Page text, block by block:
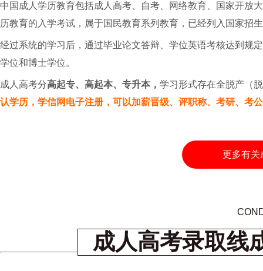
中国成人学历教育包括成人高考、自考、网络教育、国家开放
历教育的入学考试，属于国民教育系列教育，已经列入国家招
经过系统的学习后，通过毕业论文答辩、学位英语考核达到规
学位和博士学位。
成人高考分高起专、高起本、专升本， 学习形式存在全脱产（
认学历，学信网电子注册，可以加薪晋级、评职称、考研、考
更多有关
成人高考录取线